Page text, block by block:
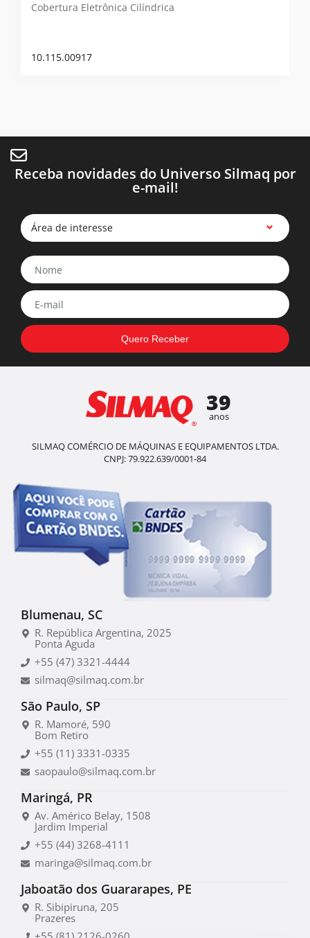
Cobertura Eletrônica Cilíndrica
10.115.00917
Receba novidades do Universo Silmaq por
e-mail!
Área de interesse
39
anos
SILMAQ COMÉRCIO DE MÁQUINAS E EQUIPAMENTOS LTDA.
CNPJ: 79.922.639/0001-84
Blumenau, SC
R. República Argentina, 2025
Ponta Aguda
+55 (47) 3321-4444
silmaq@silmaq.com.br
São Paulo, SP
R. Mamoré, 590
Bom Retiro
+55 (11) 3331-0335
saopaulo@silmaq.com.br
Maringá, PR
Av. Américo Belay, 1508
Jardim Imperial
+55 (44) 3268-4111
maringa@silmaq.com.br
Jaboatão dos Guararapes, PE
R. Sibipiruna, 205
Prazeres